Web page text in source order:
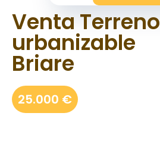
Venta Terreno
urbanizable
Briare
25.000 €